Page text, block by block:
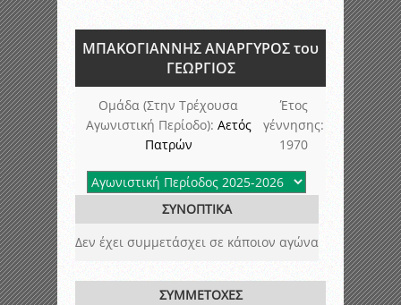
ΜΠΑΚΟΓΙΑΝΝΗΣ ΑΝΑΡΓΥΡΟΣ του
ΓΕΩΡΓΙΟΣ
Ομάδα (Στην Τρέχουσα
Αγωνιστική Περίοδο): Αετός
Πατρών
Έτος
γέννησης:
1970
ΣΥΝΟΠΤΙΚΑ
Δεν έχει συμμετάσχει σε κάποιον αγώνα
ΣΥΜΜΕΤΟΧΕΣ